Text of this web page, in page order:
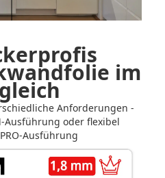
im
Anforderungen -
Ausführung oder flexibel
Ausführung